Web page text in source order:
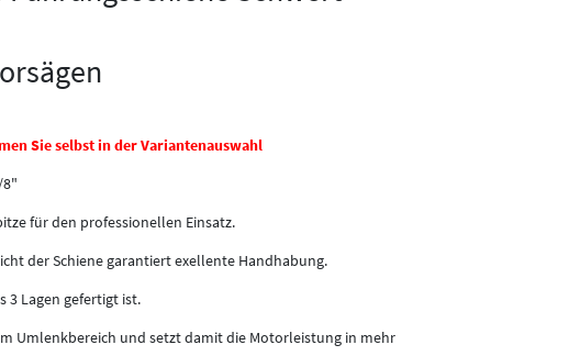
Sie selbst in der Variantenauswahl
8"
für den professionellen Einsatz.
der Schiene garantiert exellente Handhabung.
3 Lagen gefertigt ist.
Umlenkbereich und setzt damit die Motorleistung in mehr